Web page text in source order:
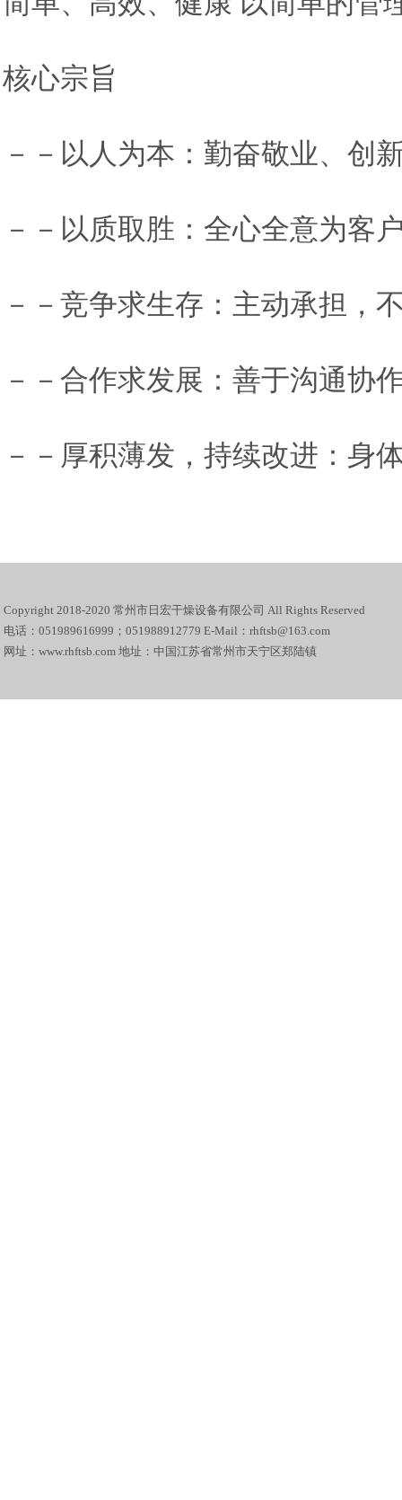
核心宗旨
－－以人为本：勤奋敬业、创
－－以质取胜：全心全意为客
－－竞争求生存：主动承担，
－－合作求发展：善于沟通协
－－厚积薄发，持续改进：身
Copyright 2018-2020 常州市日宏干燥设备有限公司 All Rights Reserved
电话：051989616999；051988912779 E-Mail：rhftsb@163.com
网址：www.rhftsb.com 地址：中国江苏省常州市天宁区郑陆镇